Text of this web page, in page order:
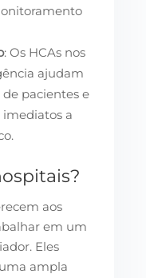
: Os HCAs nos
ajudam
pacientes e
imediatos a
aos
em um
Eles
ampla